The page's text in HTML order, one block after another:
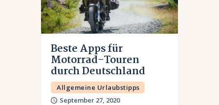
Beste Apps für
Motorrad-Touren
durch Deutschland
Allgemeine Urlaubstipps
September 27, 2020